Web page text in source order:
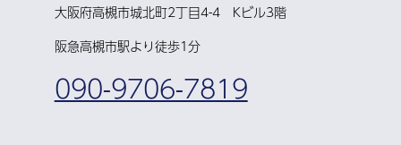
大阪府高槻市城北町2丁目4-4 Kビル3階
阪急高槻市駅より徒歩1分
090-9706-7819